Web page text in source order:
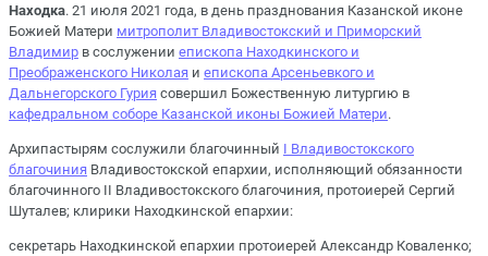
Находка. 21 июля 2021 года, в день празднования Казанской иконе
Божией Матери митрополит Владивостокский и Приморский
Владимир в сослужении епископа Находкинского и
Преображенского Николая и епископа Арсеньевкого и
Дальнегорского Гурия совершил Божественную литургию в
кафедральном соборе Казанской иконы Божией Матери.
Архипастырям сослужили благочинный I Владивостокского
благочиния Владивостокской епархии, исполняющий обязанности
благочинного II Владивостокского благочиния, протоиерей Сергий
Шуталев; клирики Находкинской епархии:
секретарь Находкинской епархии протоиерей Александр Коваленко;